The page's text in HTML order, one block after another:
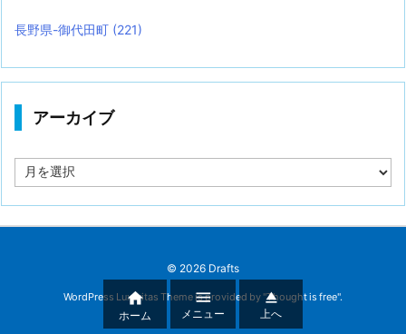
長野県-御代田町 (221)
アーカイブ
ー
© 2026 Drafts
WordPress Luxeritas Theme is provided by "Thought is free".

ホーム

メニュー

上へ